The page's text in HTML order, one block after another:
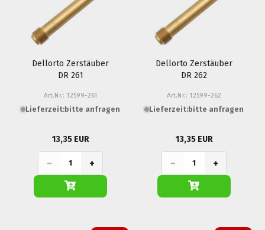
Dellorto Zerstäuber
DR 261
Art.Nr.: 12599-261
Lieferzeit:bitte anfragen
13,35 EUR
− +
Dellorto Zerstäuber
DR 262
Art.Nr.: 12599-262
Lieferzeit:bitte anfragen
13,35 EUR
− +